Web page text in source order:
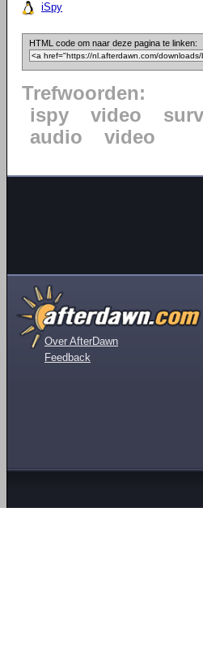
iSpy
HTML code om naar deze pagina te linken:
Trefwoorden:
ispy
video
audio
video
Over AfterDawn
Feedback